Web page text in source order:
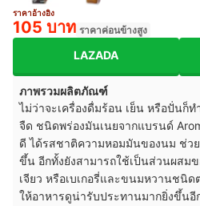
ราคาอ้างอิง
105 บาท ราคาค่อนข้างสูง
LAZADA
ภาพรวมผลิตภัณฑ์
ไม่ว่าจะเครื่องดื่มร้อน เย็น หรือปั่นก็
จืด ชนิดพร่องมันเนยจากแบรนด์
ดี ได้รสชาติความหอมมันของนม ช่ว
ขึ้น อีกทั้งยังสามารถใช้เป็นส่วนผสม
เจียว หรือเบเกอรี่และขนมหวานชนิ
ให้อาหารดูน่ารับประทานมากยิ่งขึ้นอี